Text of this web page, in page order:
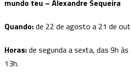
mundo teu – Alexandre Sequeira
Quando:de 22 de agosto a 21 de
Horas:de segunda a sexta, das 9h às
13h.